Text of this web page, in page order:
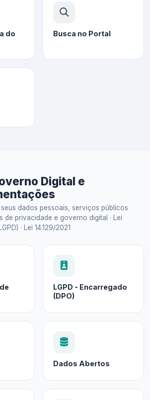
do
Busca no Portal
Digital e
dados pessoais, serviços públicos
de privacidade e governo digital · Lei
· Lei 14.129/2021
LGPD - Encarregado
(DPO)
Dados Abertos